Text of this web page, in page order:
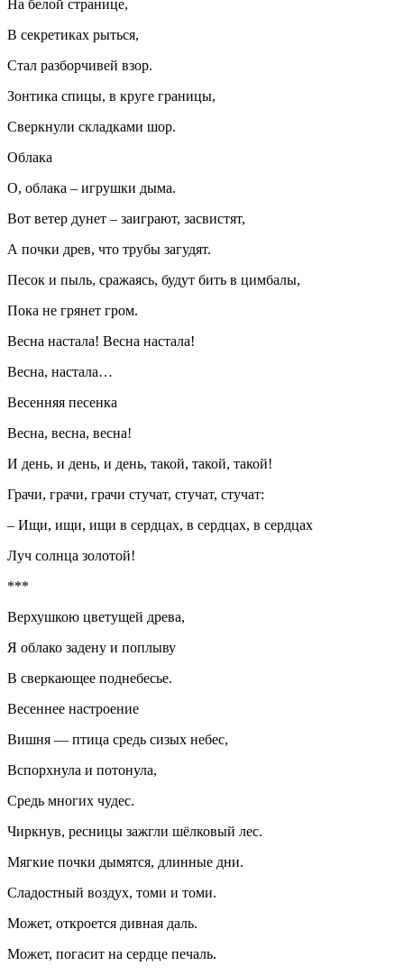
На белой странице,
В секретиках рыться,
Стал разборчивей взор.
Зонтика спицы, в круге границы,
Сверкнули складками шор.
Облака
О, облака – игрушки дыма.
Вот ветер дунет – заиграют, засвистят,
А почки древ, что трубы загудят.
Песок и пыль, сражаясь, будут бить в цимбалы,
Пока не грянет гром.
Весна настала! Весна настала!
Весна, настала…
Весенняя песенка
Весна, весна, весна!
И день, и день, и день, такой, такой, такой!
Грачи, грачи, грачи стучат, стучат, стучат:
– Ищи, ищи, ищи в сердцах, в сердцах, в сердцах
Луч солнца золотой!
***
Верхушкою цветущей древа,
Я облако задену и поплыву
В сверкающее поднебесье.
Весеннее настроение
Вишня — птица средь сизых небес,
Вспорхнула и потонула,
Средь многих чудес.
Чиркнув, ресницы зажгли шёлковый лес.
Мягкие почки дымятся, длинные дни.
Сладостный воздух, томи и томи.
Может, откроется дивная даль.
Может, погасит на сердце печаль.